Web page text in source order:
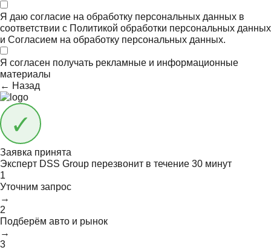
Я даю согласие на обработку персональных данных в
соответствии с Политикой обработки персональных данных
и Согласием на обработку персональных данных.
Я согласен получать рекламные и информационные
материалы
← Назад
Заявка принята
Эксперт DSS Group перезвонит в течение 30 минут
1
Уточним запрос
→
2
Подберём авто и рынок
→
3